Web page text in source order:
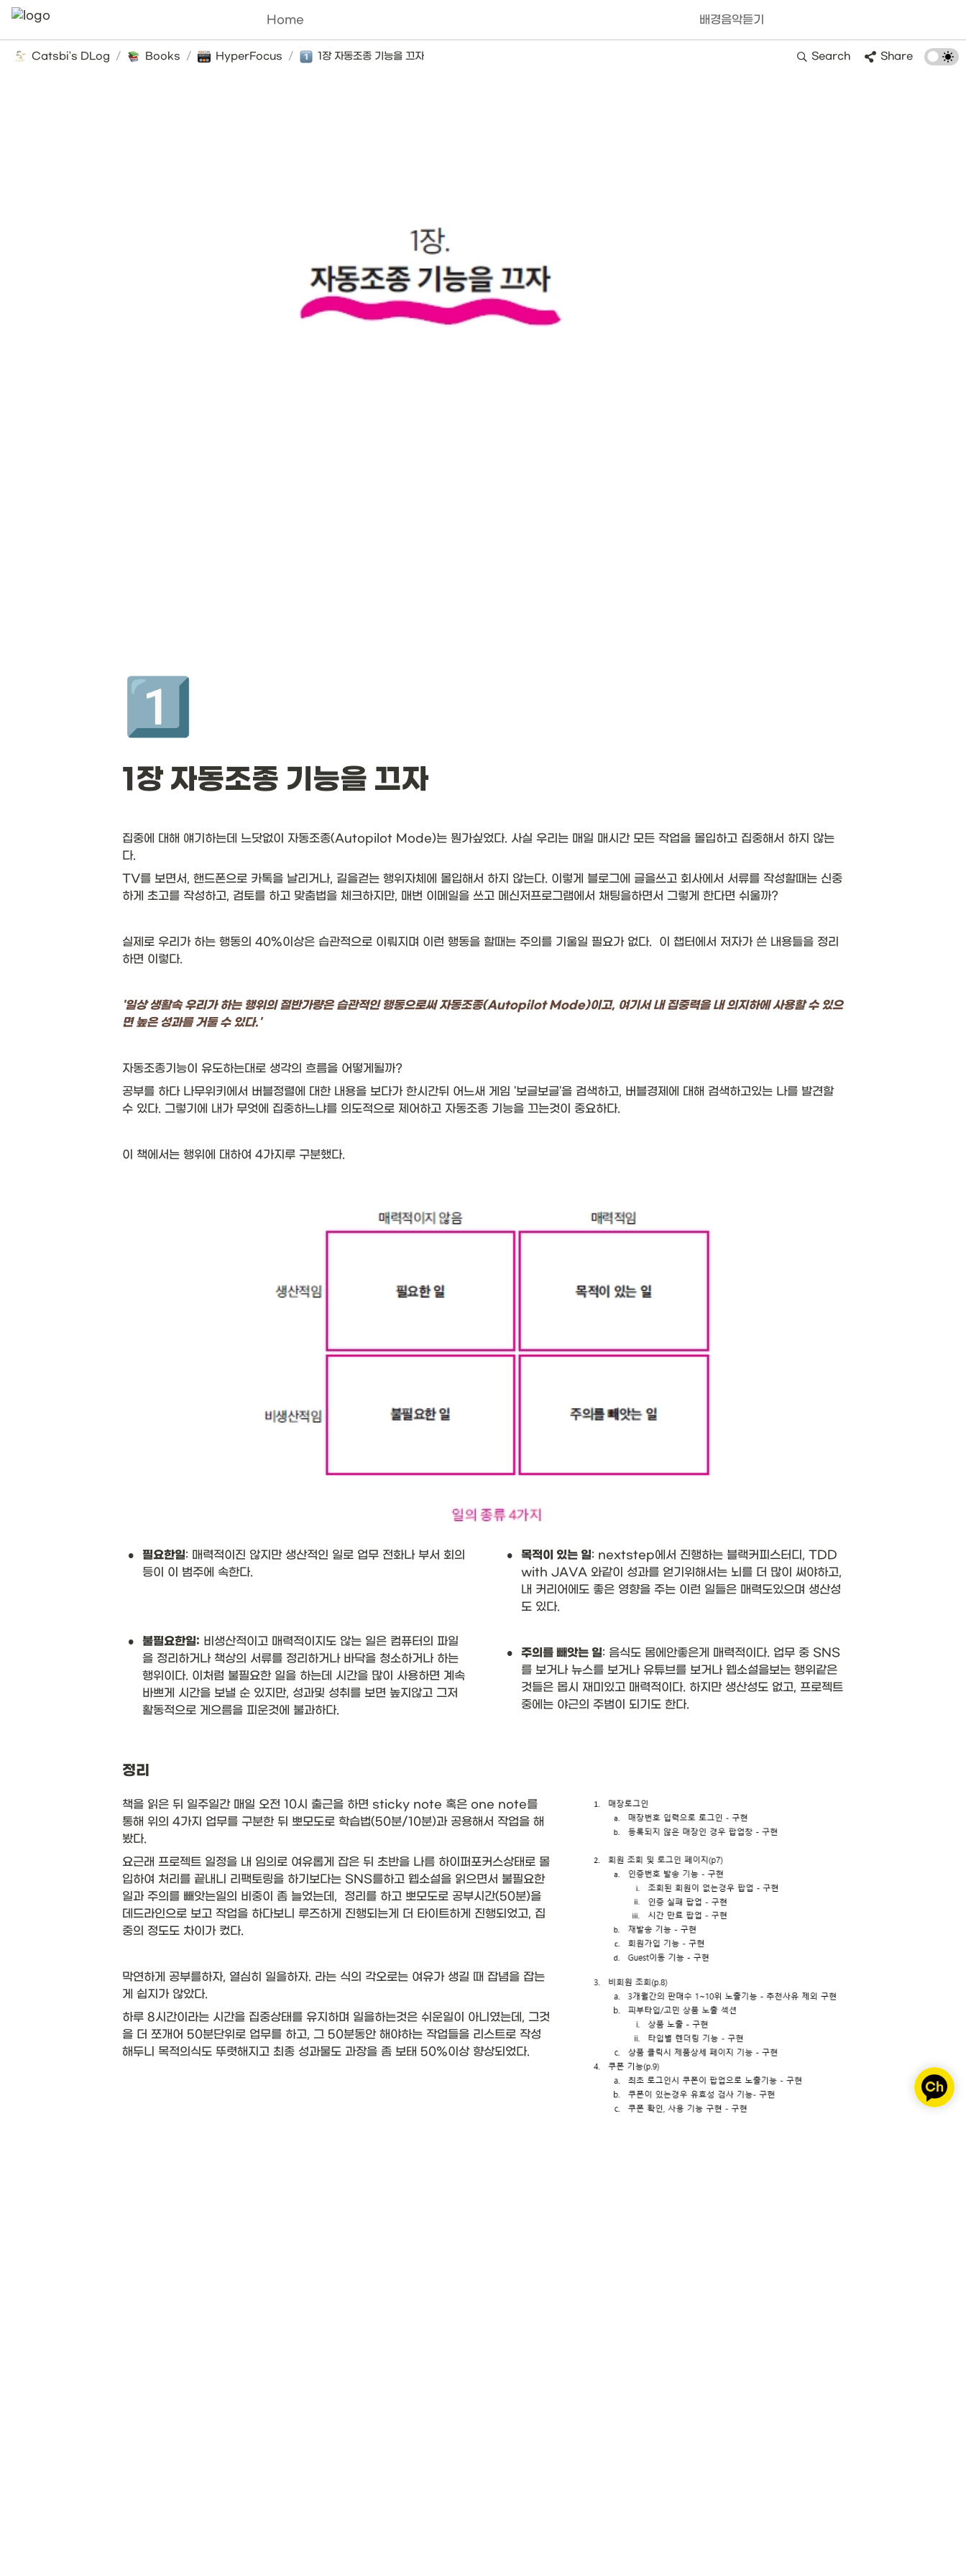
Home 배경음악듣기
Catsbi's DLog / Books / HyperFocus / 1장 자동조종 기능을 끄자 Search Share
1️⃣
1장 자동조종 기능을 끄자
집중에 대해 얘기하는데 느닷없이 자동조종(Autopilot Mode)는 뭔가싶었다. 사실 우리는 매일 매시간 모든 작업을 몰입하고 집중해서 하지 않는
다.
TV를 보면서, 핸드폰으로 카톡을 날리거나, 길을걷는 행위자체에 몰입해서 하지 않는다. 이렇게 블로그에 글을쓰고 회사에서 서류를 작성할때는 신중
하게 초고를 작성하고, 검토를 하고 맞춤법을 체크하지만, 매번 이메일을 쓰고 메신저프로그램에서 채팅을하면서 그렇게 한다면 쉬울까?
실제로 우리가 하는 행동의 40%이상은 습관적으로 이뤄지며 이런 행동을 할때는 주의를 기울일 필요가 없다.  이 챕터에서 저자가 쓴 내용들을 정리
하면 이렇다.
'일상 생활속 우리가 하는 행위의 절반가량은 습관적인 행동으로써 자동조종(Autopilot Mode)이고, 여기서 내 집중력을 내 의지하에 사용할 수 있으
면 높은 성과를 거둘 수 있다.'
자동조종기능이 유도하는대로 생각의 흐름을 어떻게될까?
공부를 하다 나무위키에서 버블정렬에 대한 내용을 보다가 한시간뒤 어느새 게임 '보글보글'을 검색하고, 버블경제에 대해 검색하고있는 나를 발견할
수 있다. 그렇기에 내가 무엇에 집중하느냐를 의도적으로 제어하고 자동조종 기능을 끄는것이 중요하다.
이 책에서는 행위에 대하여 4가지루 구분했다.
• 필요한일: 매력적이진 않지만 생산적인 일로 업무 전화나 부서 회의
등이 이 범주에 속한다.
• 불필요한일: 비생산적이고 매력적이지도 않는 일은 컴퓨터의 파일
을 정리하거나 책상의 서류를 정리하거나 바닥을 청소하거나 하는
행위이다. 이처럼 불필요한 일을 하는데 시간을 많이 사용하면 계속
바쁘게 시간을 보낼 순 있지만, 성과및 성취를 보면 높지않고 그저
활동적으로 게으름을 피운것에 불과하다.
• 목적이 있는 일: nextstep에서 진행하는 블랙커피스터디, TDD
with JAVA 와같이 성과를 얻기위해서는 뇌를 더 많이 써야하고,
내 커리어에도 좋은 영향을 주는 이런 일들은 매력도있으며 생산성
도 있다.
• 주의를 빼앗는 일: 음식도 몸에안좋은게 매력적이다. 업무 중 SNS
를 보거나 뉴스를 보거나 유튜브를 보거나 웹소설을보는 행위같은
것들은 몹시 재미있고 매력적이다. 하지만 생산성도 없고, 프로젝트
중에는 야근의 주범이 되기도 한다.
정리
책을 읽은 뒤 일주일간 매일 오전 10시 출근을 하면 sticky note 혹은 one note를
통해 위의 4가지 업무를 구분한 뒤 뽀모도로 학습법(50분/10분)과 공용해서 작업을 해
봤다.
요근래 프로젝트 일정을 내 임의로 여유롭게 잡은 뒤 초반을 나름 하이퍼포커스상태로 몰
입하여 처리를 끝내니 리팩토링을 하기보다는 SNS를하고 웹소설을 읽으면서 불필요한
일과 주의를 빼앗는일의 비중이 좀 늘었는데,  정리를 하고 뽀모도로 공부시간(50분)을
데드라인으로 보고 작업을 하다보니 루즈하게 진행되는게 더 타이트하게 진행되었고, 집
중의 정도도 차이가 컸다.
막연하게 공부를하자, 열심히 일을하자. 라는 식의 각오로는 여유가 생길 때 잡념을 잡는
게 쉽지가 않았다.
하루 8시간이라는 시간을 집중상태를 유지하며 일을하는것은 쉬운일이 아니였는데, 그것
을 더 쪼개어 50분단위로 업무를 하고, 그 50분동안 해야하는 작업들을 리스트로 작성
해두니 목적의식도 뚜렷해지고 최종 성과물도 과장을 좀 보태 50%이상 향상되었다.